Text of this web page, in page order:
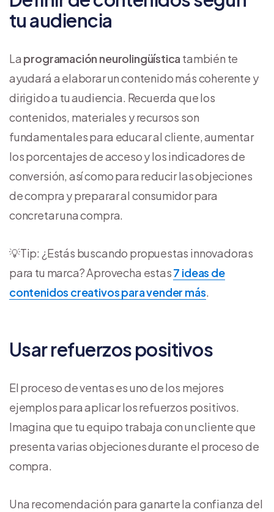
tu audiencia
La programación neurolingüística también te
ayudará a elaborar un contenido más coherente y
dirigido a tu audiencia. Recuerda que los
contenidos, materiales y recursos son
fundamentales para educar al cliente, aumentar
los porcentajes de acceso y los indicadores de
conversión, así como para reducir las objeciones
de compra y preparar al consumidor para
concretar una compra.
💡Tip: ¿Estás buscando propuestas innovadoras
para tu marca? Aprovecha estas7 ideas de
contenidos creativos para vender más.
Usar refuerzos positivos
El proceso de ventas es uno de los mejores
ejemplos para aplicar los refuerzos positivos.
Imagina que tu equipo trabaja con un cliente que
presenta varias objeciones durante el proceso de
compra.
Una recomendación para ganarte la confianza del